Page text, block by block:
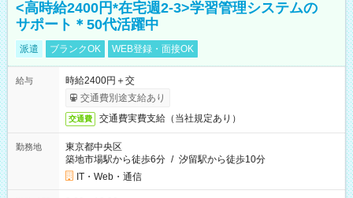
<高時給2400円*在宅週2-3>学習管理システムの
サポート＊50代活躍中
派遣 ブランクOK WEB登録・面接OK
給与
時給2400円＋交
交通費別途支給あり
交通費 交通費実費支給（当社規定あり）
勤務地
東京都中央区
築地市場駅から徒歩6分 / 汐留駅から徒歩10分
IT・Web・通信